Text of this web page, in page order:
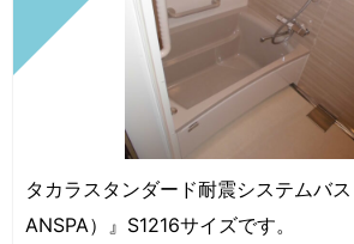
タカラスタンダード耐震システムバ
ANSPA）』S1216サイズです。